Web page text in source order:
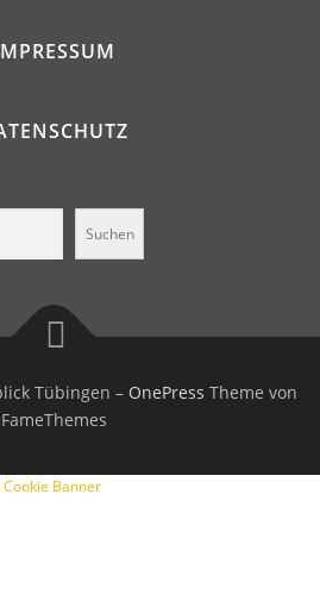
Suchen
Tübingen – OnePress Theme von
FameThemes
Cookie Banner